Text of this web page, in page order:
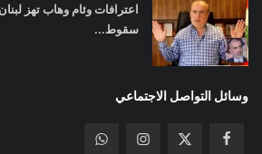
اعترافات وئام وهاب تهز
سقوط...
وسائل التواصل الاجتماعي